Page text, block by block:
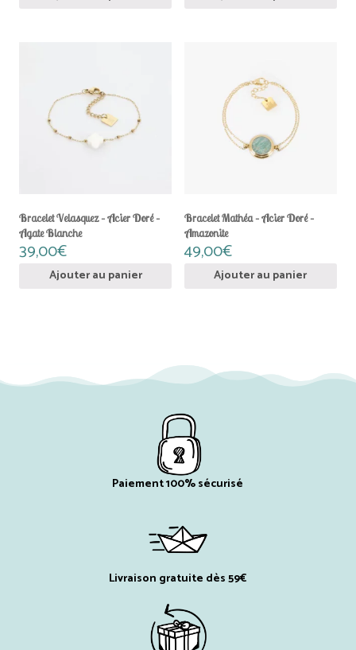
Bracelet Velasquez – Acier Doré –
Agate Blanche
39,00€
Ajouter au panier
Bracelet Mathéa – Acier Doré –
Amazonite
49,00€
Ajouter au panier
Paiement 100% sécurisé
Livraison gratuite dès 59€